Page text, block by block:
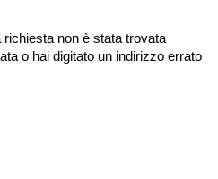
non è stata trovata
o hai digitato un indirizzo errato